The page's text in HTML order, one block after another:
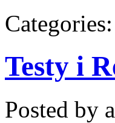
Categories:
Testy i
Posted by